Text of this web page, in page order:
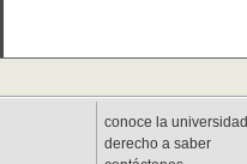
conoce la universidad
derecho a saber